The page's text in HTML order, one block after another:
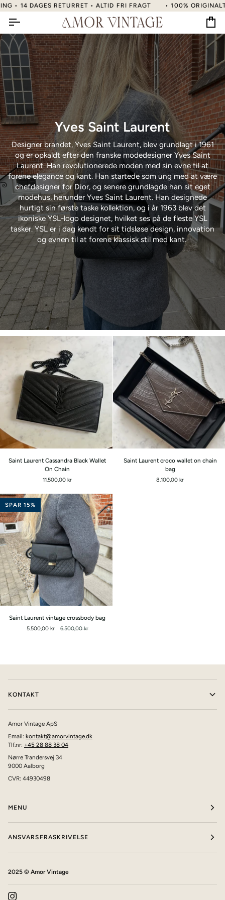
Gå
til
indhold
DAGES RETURRET • ALTID FRI FRAGT • 100% ORIGINALT •
Yves Saint Laurent
Designer brandet, Yves Saint Laurent, blev grundlagt i 1961
og er opkaldt efter den franske modedesigner Yves Saint
Laurent.Han revolutionerede moden med sin evne til at
forene elegance og kant. Han startede som ung med at være
chefdesigner for Dior, og senere grundlagde han sit eget
modehus, herunder Yves Saint Laurent. Han designede
hurtigt sin første taske kollektion, og i år 1963 blev det
ikoniske YSL-logo designet, hvilket ses på de fleste YSL
tasker. YSL er i dag kendt for sit tidsløse design, innovation
og evnen til at forene klassisk stil med kant.
Laurent
On
Chain
Saint Laurent Cassandra Black Wallet
On Chain
11.500,00 kr
Laurent
Saint Laurent croco wallet on chain
bag
8.100,00 kr
SPAR 15%
Laurent
Saint Laurent vintage crossbody bag
5.500,00 kr 6.500,00 kr
KONTAKT
Amor Vintage ApS
Email: kontakt@amorvintage.dk
Tlf.nr: +45 28 88 38 04
Nørre Trandersvej 34
9000 Aalborg
CVR: 44930498
MENU
ANSVARSFRASKRIVELSE
2025 © Amor Vintage